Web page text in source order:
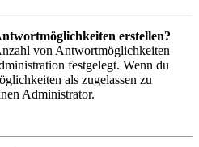
erstellen?
von Antwortmöglichkeiten
festgelegt. Wenn du
als zugelassen zu
Administrator.